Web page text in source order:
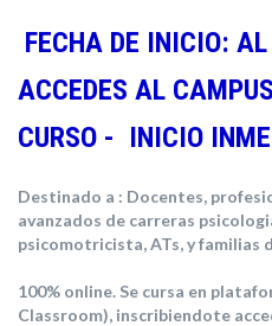
FECHA DE INICIO:
ACCEDES AL
CURSO - INICIO
Destinado a : Docentes,
avanzados de carreras
psicomotricista, ATs, y familias
100% online. Se cursa en
Classroom), inscribiendote